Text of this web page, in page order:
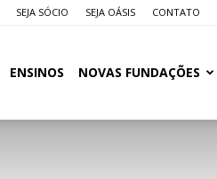
SEJA SÓCIO SEJA OÁSIS CONTATO
ENSINOS NOVAS FUNDAÇÕES